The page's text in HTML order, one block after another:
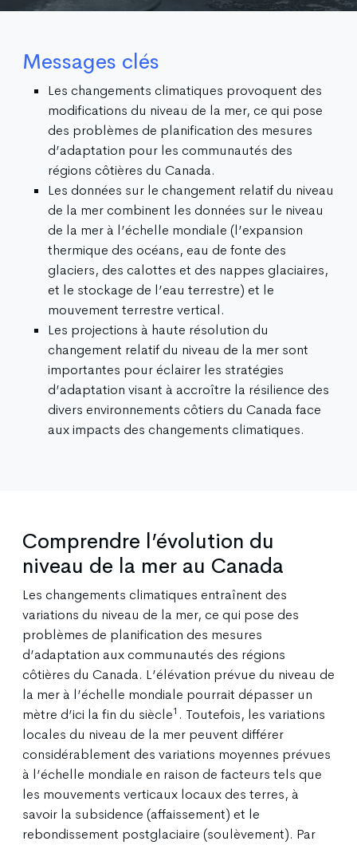
Messages clés
Les changements climatiques provoquent des
modifications du niveau de la mer, ce qui pose
des problèmes de planification des mesures
d’adaptation pour les communautés des
régions côtières du Canada.
Les données sur le changement relatif du niveau
de la mer combinent les données sur le niveau
de la mer à l’échelle mondiale (l’expansion
thermique des océans, eau de fonte des
glaciers, des calottes et des nappes glaciaires,
et le stockage de l’eau terrestre) et le
mouvement terrestre vertical.
Les projections à haute résolution du
changement relatif du niveau de la mer sont
importantes pour éclairer les stratégies
d’adaptation visant à accroître la résilience des
divers environnements côtiers du Canada face
aux impacts des changements climatiques.
Comprendre l’évolution du
niveau de la mer au Canada
Les changements climatiques entraînent des
variations du niveau de la mer, ce qui pose des
problèmes de planification des mesures
d’adaptation aux communautés des régions
côtières du Canada. L’élévation prévue du niveau de
la mer à l’échelle mondiale pourrait dépasser un
mètre d’ici la fin du siècle1 . Toutefois, les variations
locales du niveau de la mer peuvent différer
considérablement des variations moyennes prévues
à l’échelle mondiale en raison de facteurs tels que
les mouvements verticaux locaux des terres, à
savoir la subsidence (affaissement) et le
rebondissement postglaciaire (soulèvement). Par